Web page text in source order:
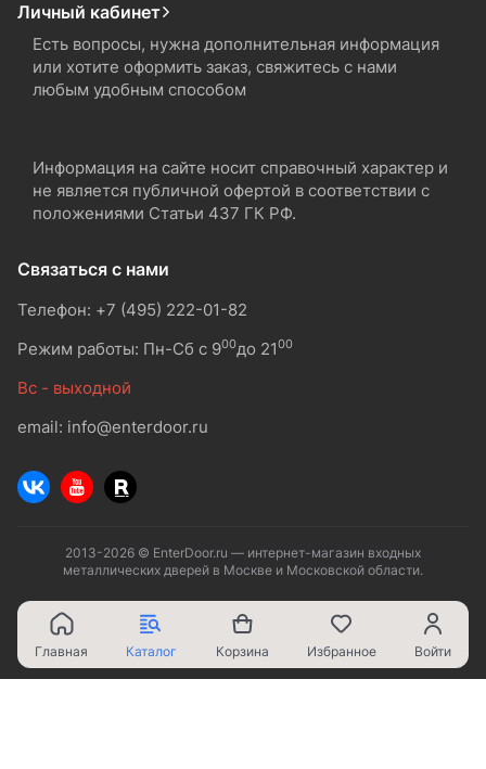
Личный кабинет
Есть вопросы, нужна дополнительная информация
или хотите оформить заказ, свяжитесь с нами
любым удобным способом
Информация на сайте носит справочный характер и
не является публичной офертой в соответствии с
положениями Статьи 437 ГК РФ.
Связаться с нами
Телефон: +7 (495) 222-01-82
Режим работы: Пн-Сб с 900до 2100
Вс - выходной
email: info@enterdoor.ru
2013-2026 © EnterDoor.ru — интернет-магазин входных
металлических дверей в Москве и Московской области.
Главная Каталог Корзина Избранное Войти